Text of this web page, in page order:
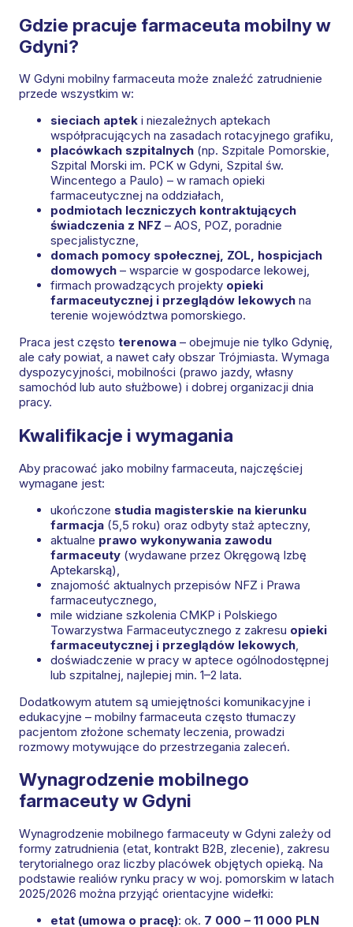
Gdzie pracuje farmaceuta mobilny w
Gdyni?
W Gdyni mobilny farmaceuta może znaleźć zatrudnienie
przede wszystkim w:
sieciach aptek i niezależnych aptekach
współpracujących na zasadach rotacyjnego grafiku,
placówkach szpitalnych (np. Szpitale Pomorskie,
Szpital Morski im. PCK w Gdyni, Szpital św.
Wincentego a Paulo) – w ramach opieki
farmaceutycznej na oddziałach,
podmiotach leczniczych kontraktujących
świadczenia z NFZ – AOS, POZ, poradnie
specjalistyczne,
domach pomocy społecznej, ZOL, hospicjach
domowych – wsparcie w gospodarce lekowej,
firmach prowadzących projekty opieki
farmaceutycznej i przeglądów lekowych na
terenie województwa pomorskiego.
Praca jest często terenowa – obejmuje nie tylko Gdynię,
ale cały powiat, a nawet cały obszar Trójmiasta. Wymaga
dyspozycyjności, mobilności (prawo jazdy, własny
samochód lub auto służbowe) i dobrej organizacji dnia
pracy.
Kwalifikacje i wymagania
Aby pracować jako mobilny farmaceuta, najczęściej
wymagane jest:
ukończone studia magisterskie na kierunku
farmacja (5,5 roku) oraz odbyty staż apteczny,
aktualne prawo wykonywania zawodu
farmaceuty (wydawane przez Okręgową Izbę
Aptekarską),
znajomość aktualnych przepisów NFZ i Prawa
farmaceutycznego,
mile widziane szkolenia CMKP i Polskiego
Towarzystwa Farmaceutycznego z zakresu opieki
farmaceutycznej i przeglądów lekowych
doświadczenie w pracy w aptece ogólnodostępnej
lub szpitalnej, najlepiej min. 1–2 lata.
Dodatkowym atutem są umiejętności komunikacyjne i
edukacyjne – mobilny farmaceuta często tłumaczy
pacjentom złożone schematy leczenia, prowadzi
rozmowy motywujące do przestrzegania zaleceń.
Wynagrodzenie mobilnego
farmaceuty w Gdyni
Wynagrodzenie mobilnego farmaceuty w Gdyni zależy od
formy zatrudnienia (etat, kontrakt B2B, zlecenie), zakresu
terytorialnego oraz liczby placówek objętych opieką. Na
podstawie realiów rynku pracy w woj. pomorskim w latach
2025/2026 można przyjąć orientacyjne widełki:
etat (umowa o pracę): ok. 7 000 – 11 000 PLN